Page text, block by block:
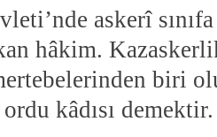
askerî
hâkim.
biri
kâdısı demektir.